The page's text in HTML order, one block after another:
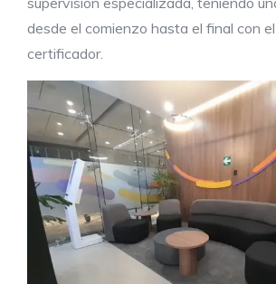
desde el comienzo hasta el final con
certificador.